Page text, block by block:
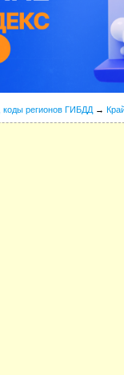
регионов ГИБДД →